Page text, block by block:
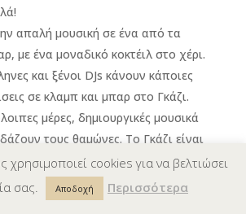
απαλή μουσική σε ένα από τα
με ένα μοναδικό κοκτέιλ στο χέρι.
και ξένοι DJs κάνουν κάποιες
σε κλαμπ και μπαρ στο Γκάζι.
μέρες, δημιουργικές μουσικά
τους θαμώνες. Το Γκάζι είναι
στο νεότερο κοινό και στους
ακολουθούν μη-mainstream
Είναι κυριολεκτικά ένα μωσαϊκό
χρησιμοποιεί cookies για να βελτιώσει
σας.
Αποδοχή Περισσότερα